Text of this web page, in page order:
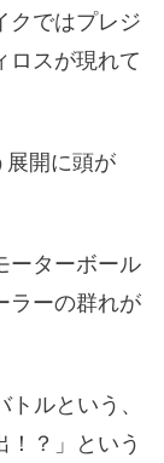
クではプレジ
ロスが現れて
開に頭が
ーターボール
ラーの群れが
ルという、
！？」という